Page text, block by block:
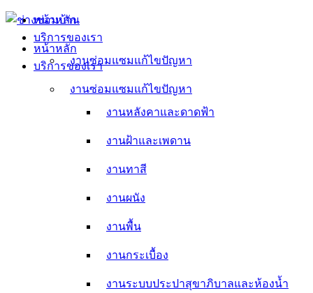
Skip
content
หน้าหลัก
บริการของเรา
งานซ่อมแซมแก้ไขปัญหา
งานหลังคาและดาดฟ้า
งานฝ้าและเพดาน
งานทาสี
งานผนัง
งานพื้น
งานกระเบื้อง
งานระบบประปาสุขาภิบาลและห้องน้ำ
หน้าหลัก
บริการของเรา
งานซ่อมแซมแก้ไขปัญหา
งานหลังคาและดาดฟ้า
งานฝ้าและเพดาน
งานทาสี
งานผนัง
งานพื้น
งานกระเบื้อง
งานระบบประปาสุขาภิบาลและห้องน้ำ
งานระบบไฟฟ้า